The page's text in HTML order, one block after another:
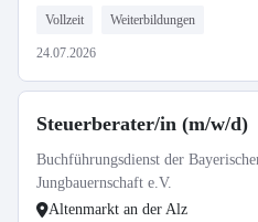
Vollzeit Weiterbildungen
24.07.2026
Steuerberater/in (m/w/d)
Buchführungsdienst der
Jungbauernschaft e.V.
Altenmarkt an der Alz